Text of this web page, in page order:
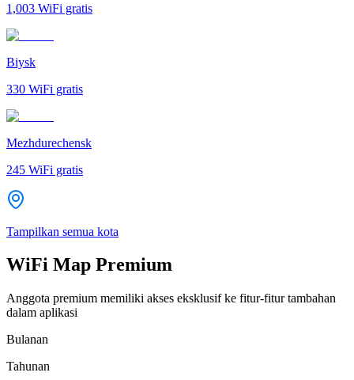
1,003 WiFi gratis
Biysk
330 WiFi gratis
Mezhdurechensk
245 WiFi gratis
Tampilkan semua kota
WiFi Map Premium
Anggota premium memiliki akses eksklusif ke fitur-fitur tambahan
dalam aplikasi
Bulanan
Tahunan